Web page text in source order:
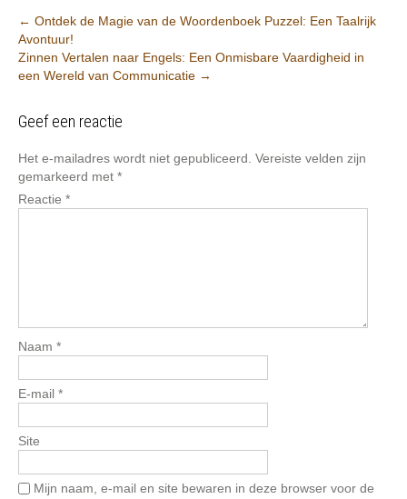
Berichtnavigatie
← Ontdek de Magie van de Woordenboek Puzzel: Een Taalrijk
Avontuur!
Zinnen Vertalen naar Engels: Een Onmisbare Vaardigheid in
een Wereld van Communicatie →
Geef een reactie
Het e-mailadres wordt niet gepubliceerd. Vereiste velden zijn
gemarkeerd met *
Reactie *
Naam *
E-mail *
Site
Mijn naam, e-mail en site bewaren in deze browser voor de